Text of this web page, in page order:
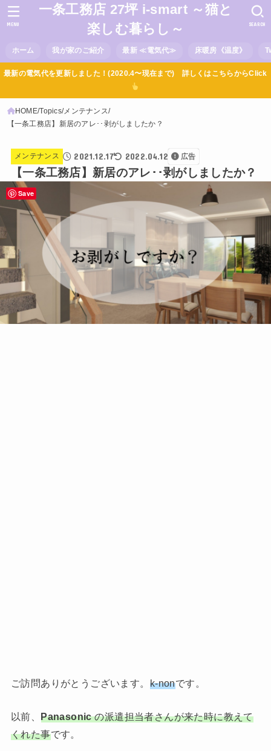
一条工務店 27坪 i-smart ～猫と
楽しむ暮らし～
ホーム 我が家のご紹介 最新 ≪電気代≫ 床暖房《温度》
SEARCH
MENU
最新の電気代を更新しました！(2020.4〜現在まで) 詳しくはこちらからClick
HOME Topics メンテナンス
【一条工務店】新居のアレ･･剥がしましたか？
メンテナンス 2021.12.17 2022.04.12 広告
【一条工務店】新居のアレ･･剥がしましたか？
ご訪問ありがとうございます。 k-nonです。
以前、 Panasonicの派遣担当者さんが来た時に教えて
くれた事です。
Save